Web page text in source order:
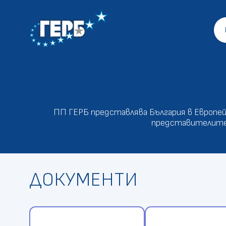
ПП ГЕРБ представлява България в
представителите
ДОКУМЕНТИ